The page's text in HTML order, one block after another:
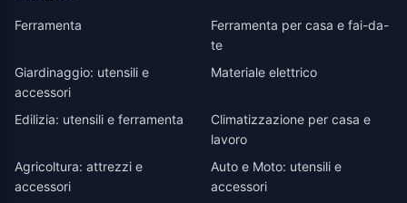
Ferramenta
Ferramenta per casa e fai-da-
te
Giardinaggio: utensili e
accessori
Materiale elettrico
Edilizia: utensili e ferramenta
Climatizzazione per casa e
lavoro
Agricoltura: attrezzi e
accessori
Auto e Moto: utensili e
accessori